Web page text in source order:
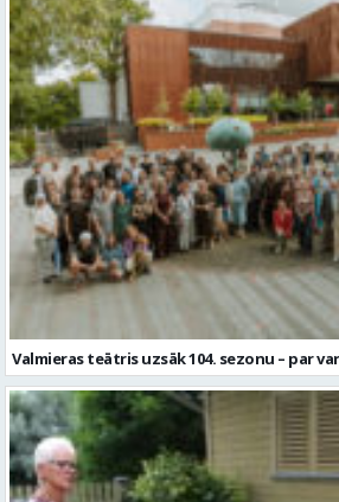
Valmieras teātris uzsāk 104. sezonu – par